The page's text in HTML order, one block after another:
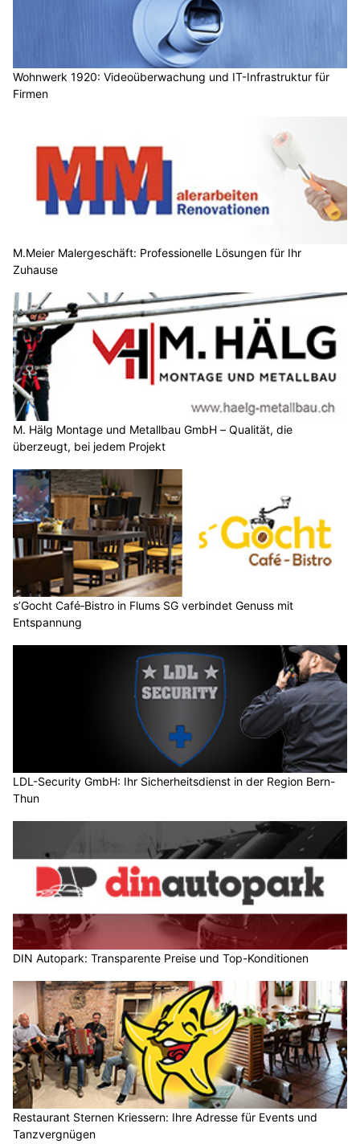
Wohnwerk 1920: Videoüberwachung und IT-Infrastruktur für
Firmen
M.Meier Malergeschäft: Professionelle Lösungen für Ihr
Zuhause
M. Hälg Montage und Metallbau GmbH – Qualität, die
überzeugt, bei jedem Projekt
s’Gocht Café‑Bistro in Flums SG verbindet Genuss mit
Entspannung
LDL-Security GmbH: Ihr Sicherheitsdienst in der Region Bern-
Thun
DIN Autopark: Transparente Preise und Top-Konditionen
Restaurant Sternen Kriessern: Ihre Adresse für Events und
Tanzvergnügen